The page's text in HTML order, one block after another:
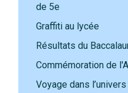
de 5e
Graffiti au lycée
Résultats du
Commémoration de
Voyage dans